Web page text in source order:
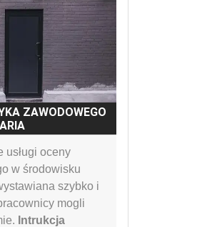
ZAWODOWEGO
usługi oceny
w środowisku
szybko i
mogli
Intrukcja